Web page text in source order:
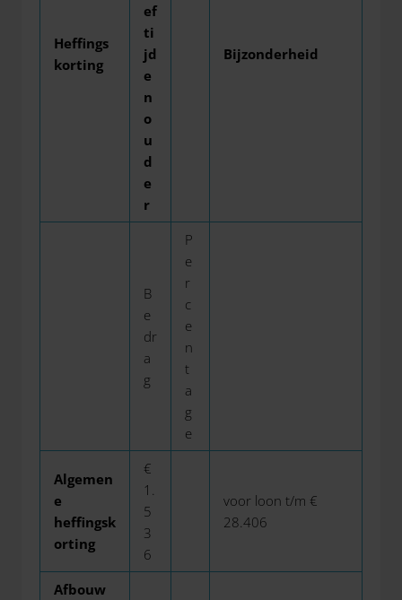
Heffings
korting
ef
ti
jd
e
n
o
u
d
e
r
Bijzonderheid
B
e
dr
a
g
P
e
r
c
e
n
t
a
g
e
Algemen
e
heffingsk
orting
€
1.
5
3
6
voor loon t/m €
28.406
Afbouw